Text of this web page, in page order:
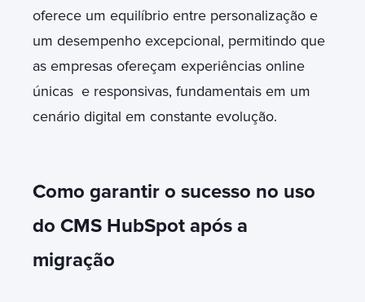
oferece um equilíbrio entre personalização e
um desempenho excepcional, permitindo que
as empresas ofereçam experiências online
únicas e responsivas, fundamentais em um
cenário digital em constante evolução.
Como garantir o sucesso no uso
do CMS HubSpot após a
migração